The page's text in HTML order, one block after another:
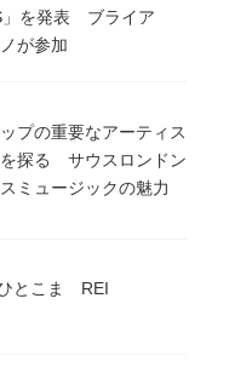
」を発表 ブライア
が参加
プの重要なアーティス
を探る サウスロンドン
ミュージックの魅力
とこま REI